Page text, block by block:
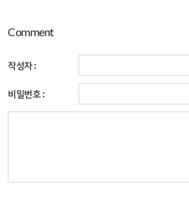
Comment
작성자 :
비밀번호 :